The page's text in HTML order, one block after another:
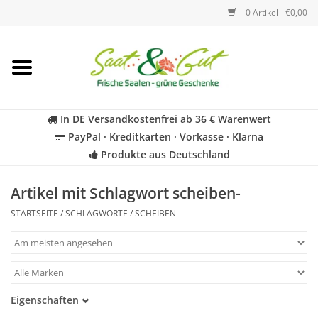
0 Artikel - €0,00
Startseite
Kräuter
Für Kinder
Geschenkideen
In DE Versandkostenfrei ab 36 € Warenwert
PayPal · Kreditkarten · Vorkasse · Klarna
Produkte aus Deutschland
Artikel mit Schlagwort scheiben-
STARTSEITE /SCHLAGWORTE /SCHEIBEN-
Eigenschaften